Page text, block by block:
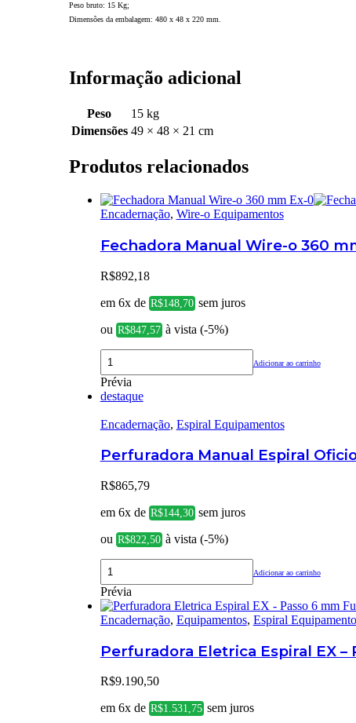
Peso bruto: 15 Kg;
Dimensões da embalagem: 480 x 48 x 220 mm.
Informação adicional
Peso
15 kg
Dimensões 49 × 48 × 21 cm
Produtos relacionados
Encadernação, Wire-o Equipamentos
Fechadora Manual Wire-o 360
R$892,18
em 6x de R$148,70 sem juros
ou R$847,57 à vista (-5%)
Adicionar ao carrinho
Prévia
destaque
Encadernação, Espiral Equipamentos
Perfuradora Manual Espiral
R$865,79
em 6x de R$144,30 sem juros
ou R$822,50 à vista (-5%)
Adicionar ao carrinho
Prévia
Encadernação, Equipamentos, Espiral
Perfuradora Eletrica Espiral EX
R$9.190,50
em 6x de R$1.531,75 sem juros